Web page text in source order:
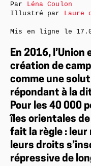
En 2016,
création de
comme une
répondant à la
Pour les 40 000
îles orientales de
fait la règle : leur
leurs droits
répressive de
Par Léna Coulon
Illustré par Laure
Mis en ligne le